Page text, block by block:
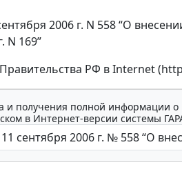
2006 г. N 558 “О
N 169”
РФ в Internet
и получения полной информации
в Интернет-версии системы